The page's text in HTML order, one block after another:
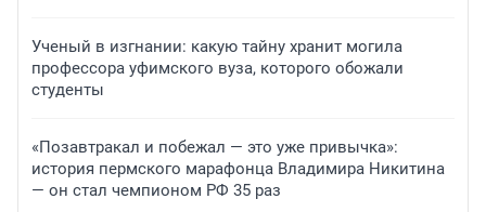
Ученый в изгнании: какую тайну хранит могила
профессора уфимского вуза, которого обожали
студенты
«Позавтракал и побежал — это уже привычка»:
история пермского марафонца Владимира Никитина
— он стал чемпионом РФ 35 раз